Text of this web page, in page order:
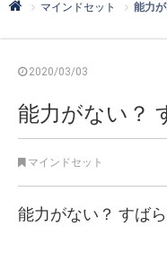
マインドセット 能力
2020/03/03
能力がない？
マインドセット
能力がない？ すばら